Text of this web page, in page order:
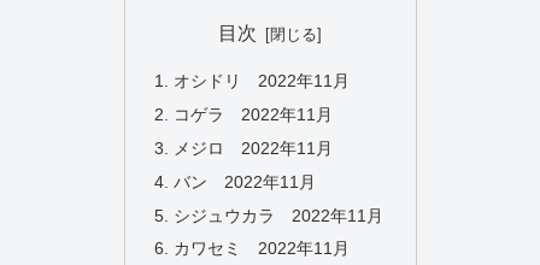
目次
オシドリ 2022年11月
コゲラ 2022年11月
メジロ 2022年11月
バン 2022年11月
シジュウカラ 2022年11月
カワセミ 2022年11月